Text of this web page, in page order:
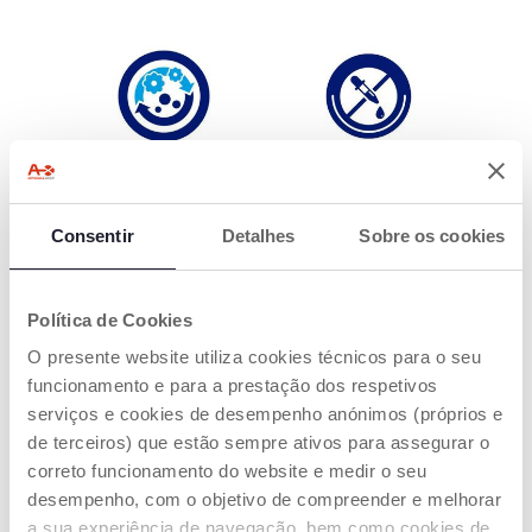
Consentir Detalhes Sobre os cookies
Política de Cookies
O presente website utiliza cookies técnicos para o seu
funcionamento e para a prestação dos respetivos
serviços e cookies de desempenho anónimos (próprios e
de terceiros) que estão sempre ativos para assegurar o
correto funcionamento do website e medir o seu
desempenho, com o objetivo de compreender e melhorar
a sua experiência de navegação, bem como cookies de
TECNOLOGIA
"ODOR OFF"
Uma tecnologia
remoção eficaz de
deixando as roupas
limpas, frescas e
perfumadas.
sem corantes.